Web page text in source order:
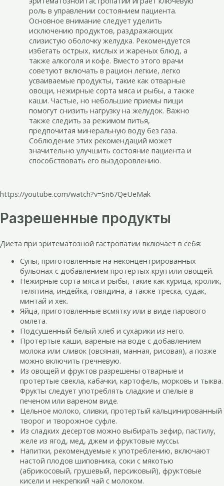
роль в управлении состоянием пациента.
Основное внимание следует уделить
исключению продуктов, раздражающих
слизистую оболочку желудка. Рекомендуется
избегать острых, кислых и жареных блюд, а
также алкоголя и кофе. Вместо этого врачи
советуют включать в рацион легкие, легко
усваиваемые продукты, такие как отварные
овощи, нежирные сорта мяса и рыбы, а также
каши. Частые, но небольшие приемы пищи
помогут снизить нагрузку на желудок. Важно
также следить за режимом питья,
предпочитая минеральную воду без газа.
Соблюдение этих рекомендаций может
значительно улучшить состояние пациента и
способствовать его выздоровлению.
https://youtube.com/watch?v=Sn67QeUeMak
Разрешенные продукты
Диета при эритематозной гастропатии включает в себя:
Супы, приготовленные на неконцентрированных
бульонах с добавлением протертых круп или овощей.
Нежирные сорта мяса и рыбы, такие как курица, кролик,
телятина, индейка, говядина, а также треска, судак,
минтай и хек.
Яйца, приготовленные всмятку или в виде парового
омлета.
Подсушенный белый хлеб и сухарики из него.
Протертые каши, вареные на воде с добавлением
молока или сливок (овсяная, манная, рисовая), а позже
можно включить гречневую.
Из овощей и фруктов разрешены отварные и
протертые свекла, кабачки, картофель, морковь и тыква.
Фрукты следует употреблять сладкие и спелые в
печеном или вареном виде.
Цельное молоко, сливки, протертый кальцинированный
творог и творожное суфле.
Из сладких десертов можно выбирать зефир, пастилу,
желе из ягод, мед, джем и фруктовые муссы.
Напитки, рекомендуемые к употреблению, включают
настой плодов шиповника, соки с мякотью
(абрикосовый, грушевый, персиковый), фруктовые
кисели и некрепкий чай с молоком.